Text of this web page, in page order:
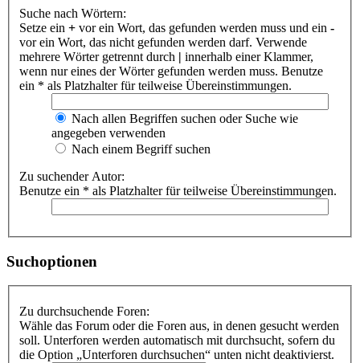
Suche nach Wörtern:
Setze ein + vor ein Wort, das gefunden werden muss und ein -
vor ein Wort, das nicht gefunden werden darf. Verwende
mehrere Wörter getrennt durch | innerhalb einer Klammer,
wenn nur eines der Wörter gefunden werden muss. Benutze
ein * als Platzhalter für teilweise Übereinstimmungen.
Nach allen Begriffen suchen oder Suche wie
angegeben verwenden
Nach einem Begriff suchen
Zu suchender Autor:
Benutze ein * als Platzhalter für teilweise Übereinstimmungen.
Suchoptionen
Zu durchsuchende Foren:
Wähle das Forum oder die Foren aus, in denen gesucht werden
soll. Unterforen werden automatisch mit durchsucht, sofern du
die Option „Unterforen durchsuchen“ unten nicht deaktivierst.